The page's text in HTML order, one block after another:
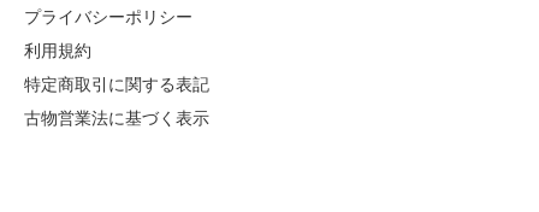
プライバシーポリシー
利用規約
特定商取引に関する表記
古物営業法に基づく表示